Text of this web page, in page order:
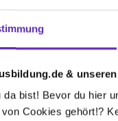
&
da bist! Bevor du hier
Cookies gehört!?
(m/w/d)